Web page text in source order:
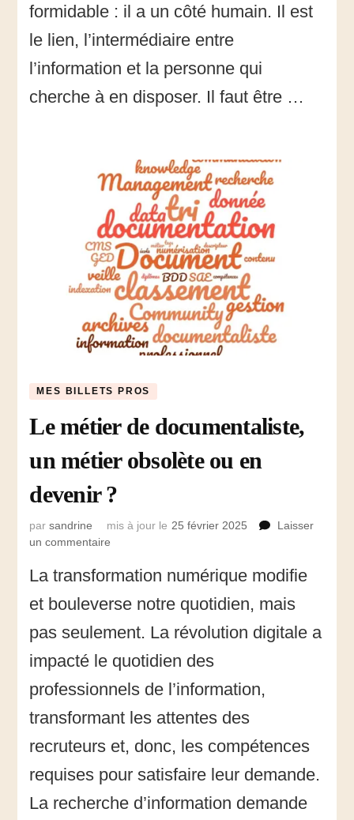
quand
je
serai
grande
formidable : il a un côté humain. Il est
le lien, l’intermédiaire entre
l’information et la personne qui
cherche à en disposer. Il faut être …
MES BILLETS PROS
Le métier de documentaliste,
un métier obsolète ou en
devenir ?
parsandrine mis à jour le 25 février 2025
Laisser
un commentaire
métier
documentaliste,
métier
obsolète
ou
en
?
La transformation numérique modifie
et bouleverse notre quotidien, mais
pas seulement. La révolution digitale a
impacté le quotidien des
professionnels de l’information,
transformant les attentes des
recruteurs et, donc, les compétences
requises pour satisfaire leur demande.
La recherche d’information demande